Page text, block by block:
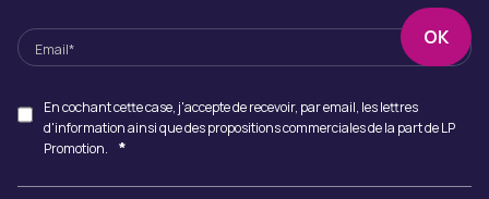
En cochant cette case, j'accepte de recevoir, par email, les lettres
d'information ainsi que des propositions commerciales de la part de LP
Promotion.
*